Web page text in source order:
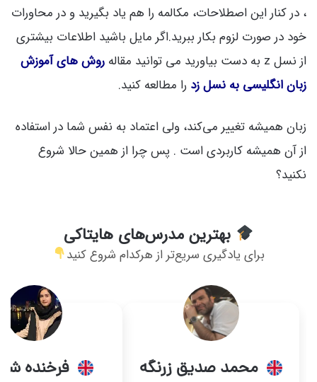
، در کنار این اصطلاحات، مکالمه را هم یاد بگیرید و در محاورات
خود در صورت لزوم بکار ببرید.اگر مایل باشید اطلاعات بیشتری
از نسل z به دست بیاورید می توانید مقاله
روش های آموزش
زبان انگلیسی به نسل زد را مطالعه کنید.
زبان همیشه تغییر می‌کند، ولی اعتماد به نفس شما در استفاده
از آن همیشه کاربردی است . پس چرا از همین حالا شروع
نکنید؟
بهترین مدرس‌های هایتاکی
برای یادگیری سریع‌تر از هرکدام شروع کنید
محمد صدیق زرنگه فرخنده